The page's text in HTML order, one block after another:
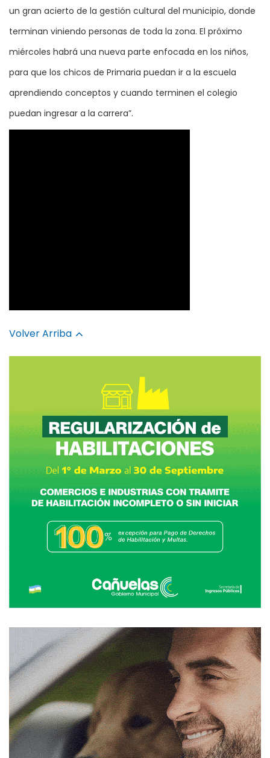
un gran acierto de la gestión cultural del municipio, donde
terminan viniendo personas de toda la zona. El próximo
miércoles habrá una nueva parte enfocada en los niños,
para que los chicos de Primaria puedan ir a la escuela
aprendiendo conceptos y cuando terminen el colegio
puedan ingresar a la carrera”.
Volver Arriba